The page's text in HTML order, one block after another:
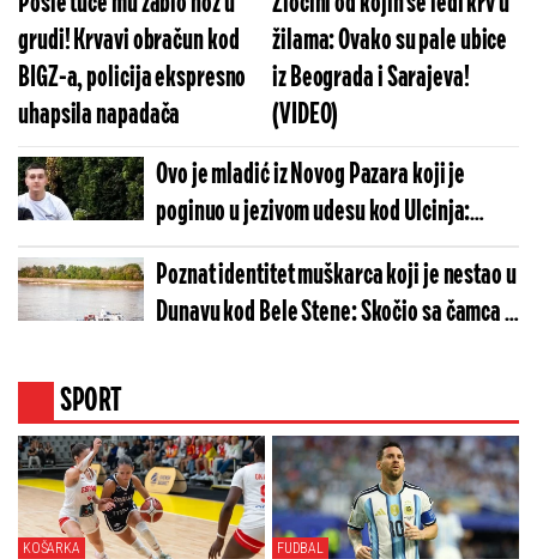
grudi! Krvavi obračun kod
BIGZ-a, policija ekspresno
uhapsila napadača
žilama: Ovako su pale ubice
iz Beograda i Sarajeva!
(VIDEO)
Ovo je mladić iz Novog Pazara koji je
poginuo u jezivom udesu kod Ulcinja:
Stradao pred očima rođenog brata, njihov
drug uhapšen
Poznat identitet muškarca koji je nestao u
Dunavu kod Bele Stene: Skočio sa čamca i
SPORT
KOŠARKA FUDBAL